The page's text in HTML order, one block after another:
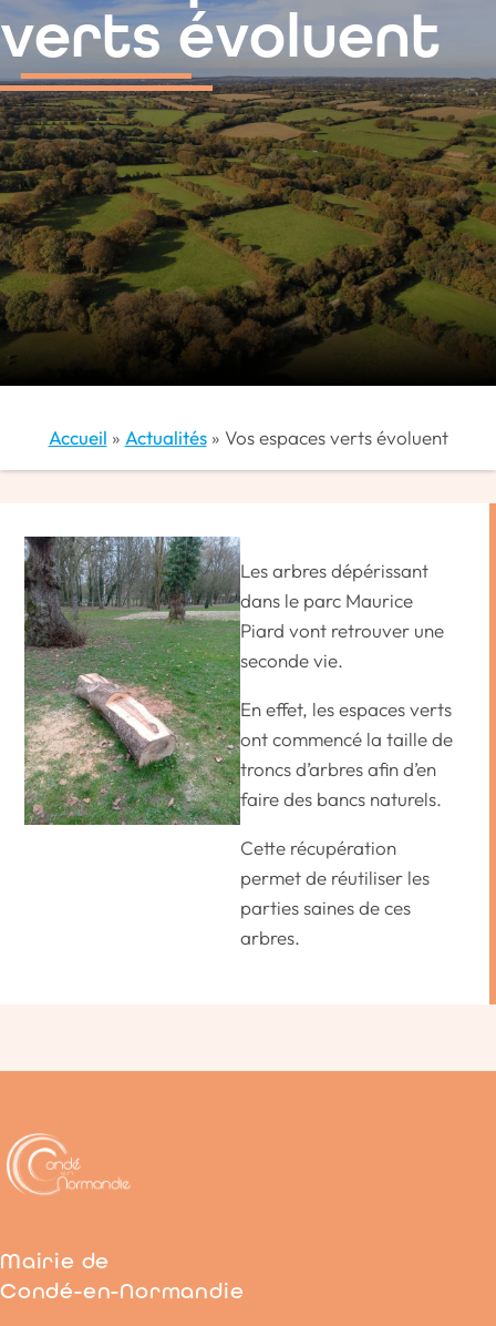
principal
verts évoluent
Accueil » Actualités» Vos espaces verts évoluent
Les arbres dépérissant
dans le parc Maurice
Piard vont retrouver une
seconde vie.
En effet, les espaces verts
ont commencé la taille de
troncs d’arbres afin d’en
faire des bancs naturels.
Cette récupération
permet de réutiliser les
parties saines de ces
arbres.
Mairie de
Condé-en-Normandie